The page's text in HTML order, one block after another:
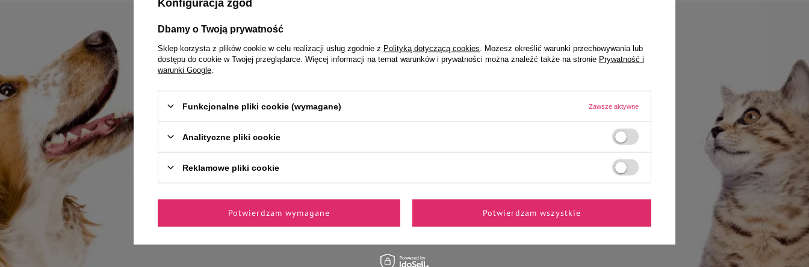
Zyskaj 10% rabatu* na pierwsze zamówienie
marketingowych zgodnie z
Zapisz się
Konfiguracja zgód
Dbamy o Twoją prywatność
Sklep korzysta z plików cookie w celu realizacji usług zgodnie z Polityką dotyczącą cookies . Możesz określić warunki przechowywania lub
dostępu do cookie w Twojej przeglądarce. Więcej informacji na temat warunków i prywatności można znaleźć także na stronie Prywatność i
warunki Google
Funkcjonalne pliki cookie (wymagane) Zawsze aktywne
Analityczne pliki cookie
Reklamowe pliki cookie
Potwierdzam wymagane Potwierdzam wszystkie